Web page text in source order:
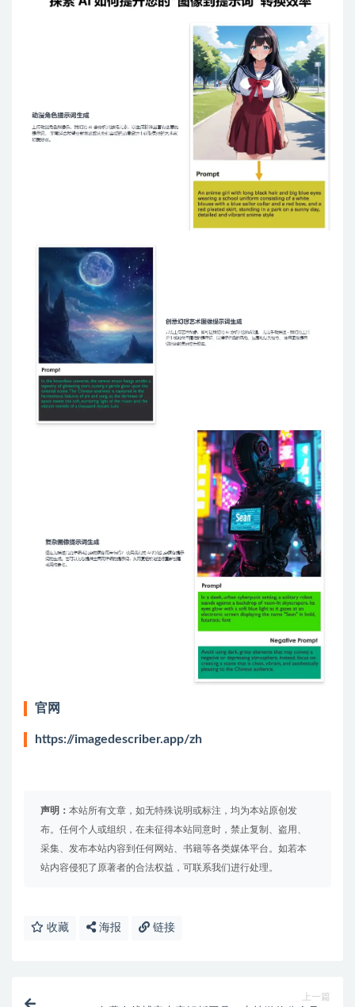
官网
https://imagedescriber.app/zh
声明： 本站所有文章，如无特殊说明或标注，均为本站原创发
布。任何个人或组织，在未征得本站同意时，禁止复制、盗用、
采集、发布本站内容到任何网站、书籍等各类媒体平台。如若本
站内容侵犯了原著者的合法权益，可联系我们进行处理。
收藏 海报 链接
上一篇